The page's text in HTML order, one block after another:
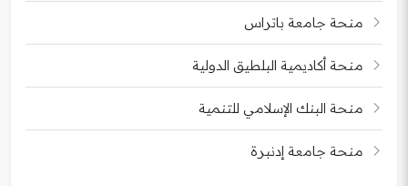
منحة جامعة باتراس
منحة أكاديمية البلطيق الدولية
منحة البنك الإسلامي للتنمية
منحة جامعة إدنبرة